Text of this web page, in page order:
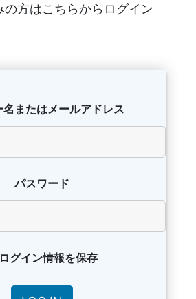
の方はこちらからログイン
名またはメールアドレス
パスワード
ログイン情報を保存